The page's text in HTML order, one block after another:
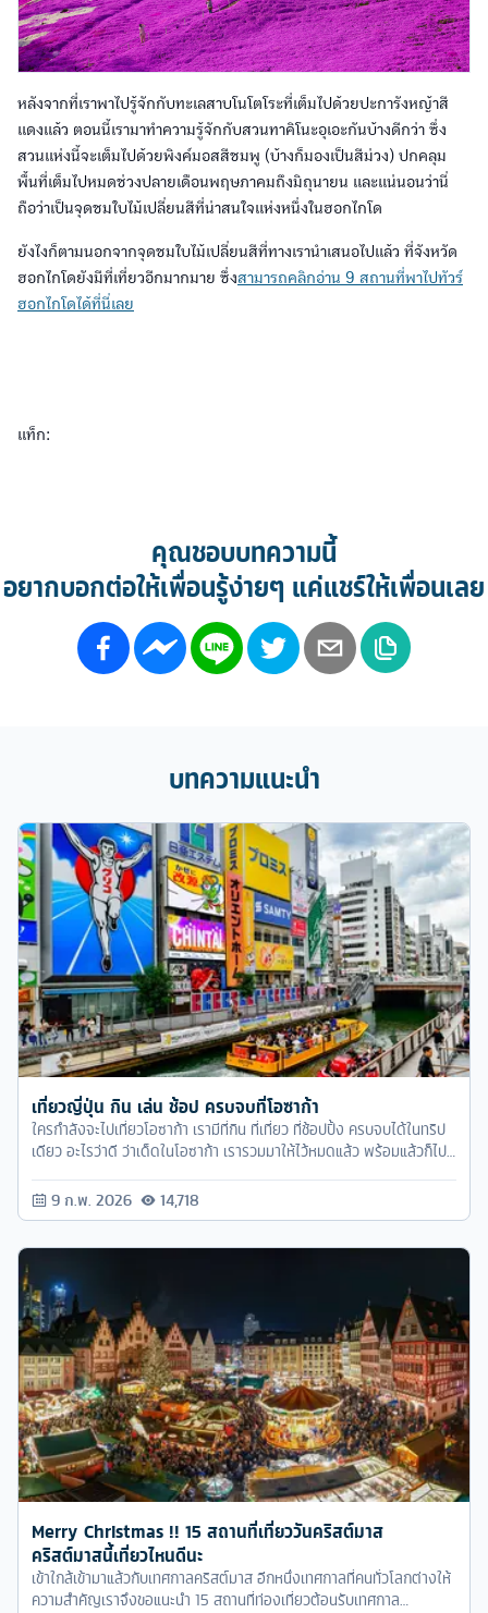
หลังจากที่เราพาไปรู้จักกับทะเลสาบโนโตโระที่เต็มไปด้วยปะการังหญ้าสี
แดงแล้ว ตอนนี้เรามาทำความรู้จักกับสวนทาคิโนะอุเอะกันบ้างดีกว่า ซึ่ง
สวนแห่งนี้จะเต็มไปด้วยพิงค์มอสสีชมพู (บ้างก็มองเป็นสีม่วง) ปกคลุม
พื้นที่เต็มไปหมดช่วงปลายเดือนพฤษภาคมถึงมิถุนายน และแน่นอนว่านี่
ถือว่าเป็นจุดชมใบไม้เปลี่ยนสีที่น่าสนใจแห่งหนึ่งในฮอกไกโด
ยังไงก็ตามนอกจากจุดชมใบไม้เปลี่ยนสีที่ทางเรานำเสนอไปแล้ว ที่จังหวัด
ฮอกไกโดยังมีที่เที่ยวอีกมากมาย ซึ่งสามารถคลิกอ่าน 9 สถานที่พาไปทัวร์
ฮอกไกโดได้ที่นี่เลย
แท็ก:
คุณชอบบทความนี้
อยากบอกต่อให้เพื่อนรู้ง่ายๆ แค่แชร์ให้เพื่อนเลย
บทความแนะนำ
เที่ยวญี่ปุ่น กิน เล่น ช้อป ครบจบที่โอซาก้า
ใครกำลังจะไปเที่ยวโอซาก้า เรามีที่กิน ที่เที่ยว ที่ช้อปปิ้ง ครบจบได้ในทริป
เดียว อะไรว่าดี ว่าเด็ดในโอซาก้า เรารวมมาให้ไว้หมดแล้ว พร้อมแล้วก็ไป
9 ก.พ. 2026 14,718
Merry Christmas !! 15 สถานที่เที่ยววันคริสต์มาส
คริสต์มาสนี้เที่ยวไหนดีนะ
เข้าใกล้เข้ามาแล้วกับเทศกาลคริสต์มาส อีกหนึ่งเทศกาลที่คนทั่วโลกต่างให้
ความสำคัญเราจึงขอแนะนำ 15 สถานที่ท่องเที่ยวต้อนรับเทศกาล